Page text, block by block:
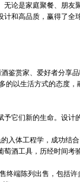
论是家庭聚餐、朋友
和高品质，赢得了全
鉴赏家、爱好者分享
的以生活方式的态度
它们新的生命。设计
入体工程学，成功结
酒工具，历经时间考验
终端陈列出售，包括